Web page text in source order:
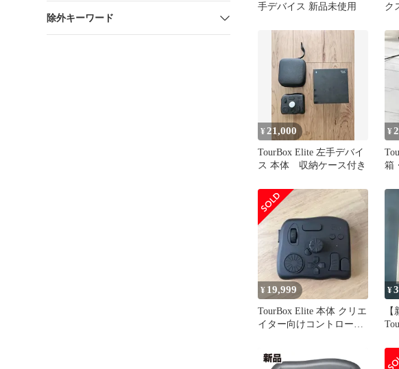
除外キーワード
手デバイス 新品未使用
ク
¥ 21,000
TourBox Elite 左手デバイ
ス 本体 収納ケース付き
¥
箱
¥ 19,999
TourBox Elite 本体 クリエ
イター向けコントローラ
¥